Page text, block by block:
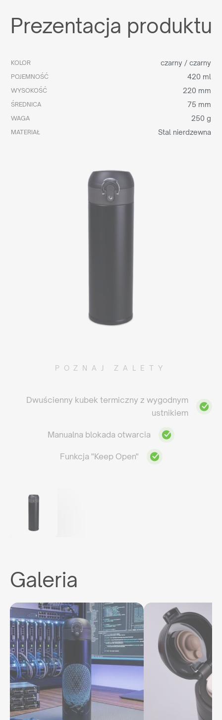
Prezentacja produktu
KOLOR czarny / czarny
POJEMNOŚĆ 420 ml
WYSOKOŚĆ 220 mm
ŚREDNICA 75 mm
WAGA 250 g
MATERIAŁ Stal nierdzewna
POZNAJ ZALETY
Dwuścienny kubek termiczny z wygodnym
ustnikiem
Manualna blokada otwarcia
Funkcja "Keep Open"
Galeria